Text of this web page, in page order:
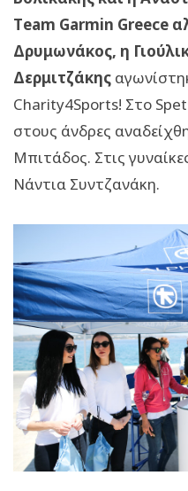
Τeam Garmin Greece
Δρυμωνάκος, η
Δερμιτζάκης
Charity4Sports! Στο
στους άνδρες
Μπιτάδος. Στις
Νάντια Συντζανάκη.